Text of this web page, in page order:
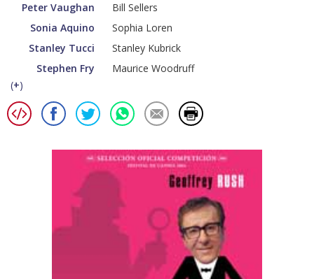
Peter Vaughan
Bill Sellers
Sonia Aquino
Sophia Loren
Stanley Tucci
Stanley Kubrick
Stephen Fry
Maurice Woodruff
(+)